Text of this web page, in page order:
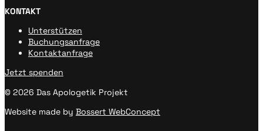
KONTAKT
Unterstützen
Buchungsanfrage
Kontaktanfrage
Jetzt spenden
© 2026 Das Apologetik Projekt
Website made by Bossert WebConcept